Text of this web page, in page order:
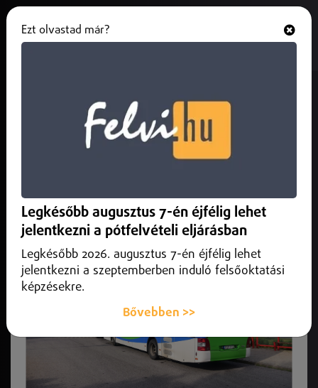
Kiszervezik a vármegyei Volán-
szolgáltatások egy részét
Szabolcs-Szatmár-Bereg vármegyei Volán-
szolgáltatásokat...
Ezt olvastad már?
Legkésőbb augusztus 7-én éjfélig lehet
jelentkezni a pótfelvételi eljárásban
Legkésőbb 2026. augusztus 7-én éjfélig lehet
jelentkezni a szeptemberben induló felsőoktatási
képzésekre.
Bővebben >>